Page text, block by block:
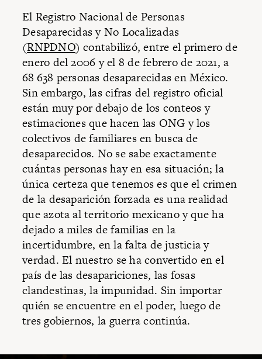
El Registro Nacional de Personas
Desaparecidas y No Localizadas
(RNPDNO) contabilizó, entre el primero de
enero del 2006 y el 8 de febrero de 2021, a
68 638 personas desaparecidas en México.
Sin embargo, las cifras del registro oficial
están muy por debajo de los conteos y
estimaciones que hacen las ONG y los
colectivos de familiares en busca de
desaparecidos. No se sabe exactamente
cuántas personas hay en esa situación; la
única certeza que tenemos es que el crimen
de la desaparición forzada es una realidad
que azota al territorio mexicano y que ha
dejado a miles de familias en la
incertidumbre, en la falta de justicia y
verdad. El nuestro se ha convertido en el
país de las desapariciones, las fosas
clandestinas, la impunidad. Sin importar
quién se encuentre en el poder, luego de
tres gobiernos, la guerra continúa.